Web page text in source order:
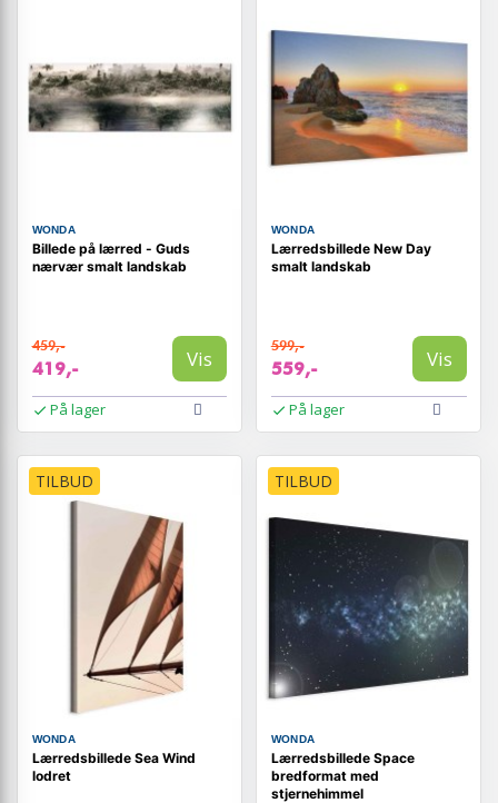
WONDA
Billede på lærred - Guds
nærvær smalt landskab
459,-
419,- Vis
På lager
WONDA
Lærredsbillede New Day
smalt landskab
599,-
559,- Vis
På lager
TILBUD
WONDA
Lærredsbillede Sea Wind
lodret
TILBUD
WONDA
Lærredsbillede Space
bredformat med
stjernehimmel